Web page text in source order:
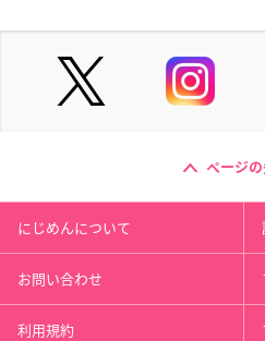
ページ
にじめんについて
お問い合わせ
利用規約